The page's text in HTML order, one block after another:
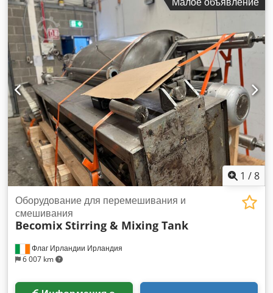
миксер для различных косметических и фармацевтических
продуктов. Применение: От низкой до очень высокой
вязкости – например, кремы, мази, эмульсии, зубные
пасты, гелевые продукты, тушь для ресниц, макияж.
Свойства: Гомогенизатор с внутренней и внешней
циркуляцией, якорное мешалка с скребками для
горизонтального и вертикального смешивания. Короткое
время нагрева и охлаждения, гигиеничная конструкция без
мёртвых зон, CIP/SIP, возможна зона ATEX 2 до 0, cGMP.
1 /8
Флаг Ирландии Ирландия
6 007 km
Оборудование для перемешивания и
смешивания
Becomix Stirring & Mixing Tank